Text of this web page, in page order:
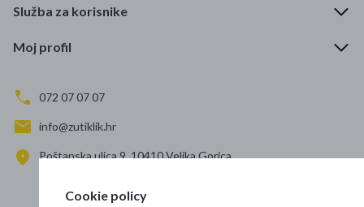
Najpopularniji proizvodi
Roba s greškom
Služba za korisnike
Moj profil
072 07 07 07
info@zutiklik.hr
Poštanska ulica 9, 10410 Velika Gorica
Cookie policy